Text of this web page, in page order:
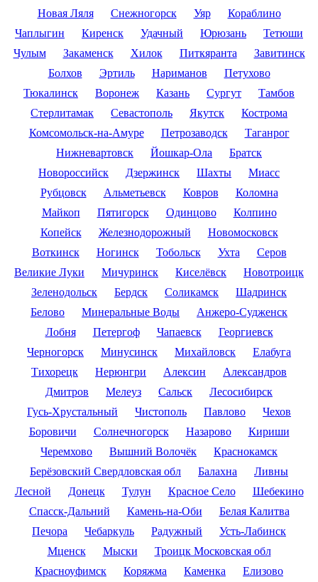
Новая Ляля
Снежногорск Уяр
Кораблино
Чаплыгин
Киренск Удачный Юрюзань
Тетюши
Чулым
Закаменск Хилок Питкяранта
Завитинск
Болхов
Эртиль Нариманов
Петухово
Тюкалинск
Воронеж Казань Сургут
Тамбов
Стерлитамак
Севастополь Якутск
Кострома
Комсомольск-на-Амуре
Петрозаводск
Таганрог
Нижневартовск
Йошкар-Ола
Братск
Новороссийск
Дзержинск Шахты
Миасс
Рубцовск
Альметьевск Ковров
Коломна
Майкоп
Пятигорск Одинцово
Колпино
Копейск
Железнодорожный
Новомосковск
Воткинск
Ногинск Тобольск Ухта
Серов
Великие Луки
Мичуринск Киселёвск
Новотроицк
Зеленодольск
Бердск Соликамск
Шадринск
Белово
Минеральные Воды
Анжеро-Судженск
Лобня
Петергоф Чапаевск
Георгиевск
Черногорск
Минусинск Михайловск
Елабуга
Тихорецк
Нерюнгри Алексин
Александров
Дмитров
Мелеуз Сальск
Лесосибирск
Гусь-Хрустальный
Чистополь Павлово
Чехов
Боровичи
Солнечногорск Назарово
Кириши
Черемхово
Вышний Волочёк
Краснокамск
Берёзовский Свердловская обл
Балахна
Ливны
Лесной
Донецк Тулун Красное Село
Шебекино
Спасск-Дальний
Камень-на-Оби
Белая Калитва
Печора
Чебаркуль Радужный
Усть-Лабинск
Мценск
Мыски
Троицк Московская обл
Красноуфимск
Коряжма Каменка
Елизово